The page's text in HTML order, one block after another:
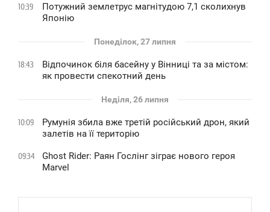
10:39
Потужний землетрус магнітудою 7,1 сколихнув
Японію
Понеділок, 27 липня
18:43
Відпочинок біля басейну у Вінниці та за містом:
як провести спекотний день
Неділя, 26 липня
10:09
Румунія збила вже третій російський дрон, який
залетів на її територію
09:34
Ghost Rider: Раян Гослінг зіграє нового героя
Marvel